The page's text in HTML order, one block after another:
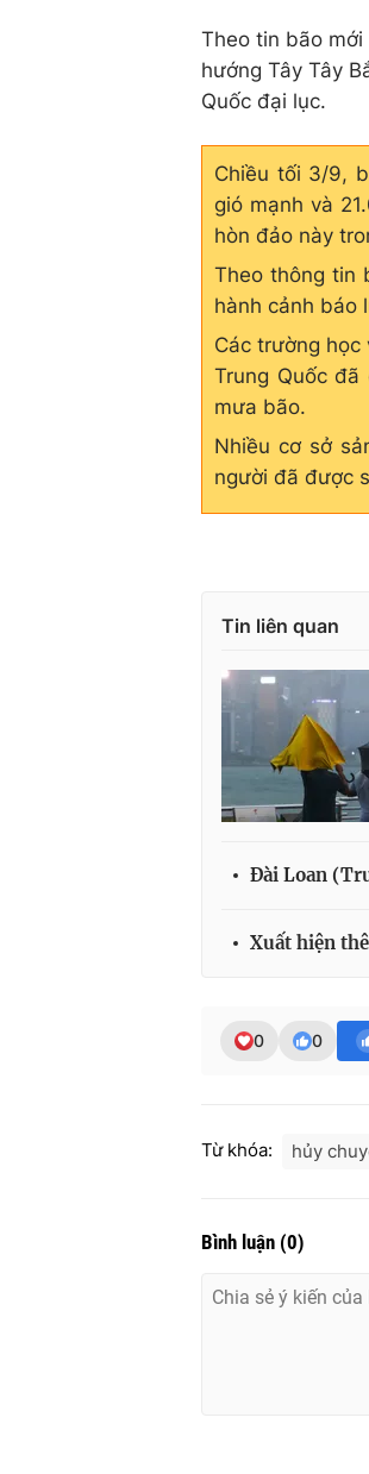
Theo tin bão
hướng Tây Tây
Quốc đại lục.
Chiều tối 3/9,
gió mạnh và
hòn đảo này
Theo thông tin
hành cảnh báo
Các trường học
Trung Quốc
mưa bão.
Nhiều cơ sở
người đã được
Tin liên quan
Đài Loan
Xuất hiện
0 0
Từ khóa: hủy
Bình luận (0)